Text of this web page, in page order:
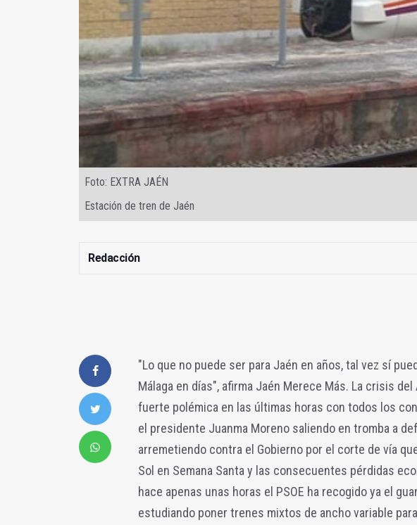
Foto: EXTRA JAÉN
Estación de tren de Jaén
Redacción
"Lo que no puede ser para Jaén en años, tal vez sí
Málaga en días", afirma Jaén Merece Más. La crisis del
fuerte polémica en las últimas horas con todos los
el presidente Juanma Moreno saliendo en tromba a
arremetiendo contra el Gobierno por el corte de vía
Sol en Semana Santa y las consecuentes pérdidas
hace apenas unas horas el PSOE ha recogido ya el
estudiando poner trenes mixtos de ancho variable